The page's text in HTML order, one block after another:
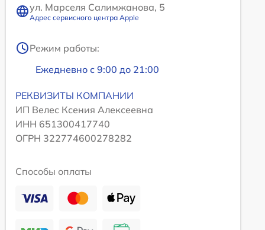
ул. Марселя Салимжанова, 5
Адрес сервисного центра Apple
Режим работы:
Ежедневно с 9:00 до 21:00
РЕКВИЗИТЫ КОМПАНИИ
ИП Велес Ксения Алексеевна
ИНН 651300417740
ОГРН 322774600278282
Способы оплаты